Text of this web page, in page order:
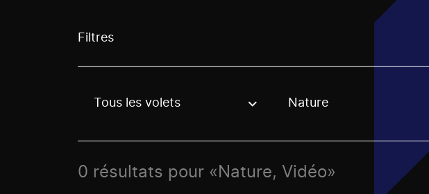
Filtres
Use these options to filter projects by topic, stream or regon.
Tous les volets Nature
0 résultats pour «Nature, Vidéo»